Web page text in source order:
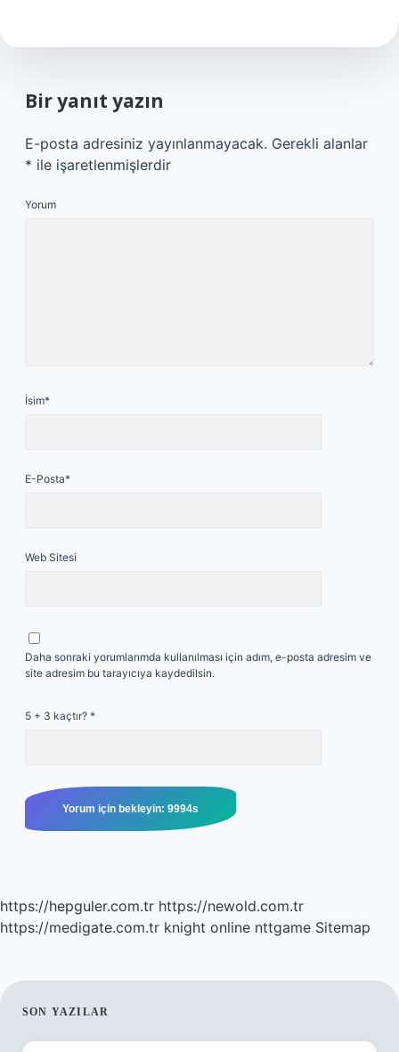
Bir yanıt yazın
E-posta adresiniz yayınlanmayacak. Gerekli alanlar
* ile işaretlenmişlerdir
Yorum
İsim*
E-Posta*
Web Sitesi
Daha sonraki yorumlarımda kullanılması için adım, e-posta adresim ve
site adresim bu tarayıcıya kaydedilsin.
5 + 3 kaçtır? *
https://hepguler.com.tr https://newold.com.tr
https://medigate.com.tr knight online nttgame Sitemap
SIDEBAR
SON YAZILAR